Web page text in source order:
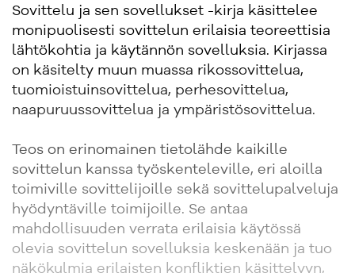
Sovittelu ja sen sovellukset -kirja käsittelee
monipuolisesti sovittelun erilaisia teoreettisia
lähtökohtia ja käytännön sovelluksia. Kirjassa
on käsitelty muun muassa rikossovittelua,
tuomioistuinsovittelua, perhesovittelua,
naapuruussovittelua ja ympäristösovittelua.
Teos on erinomainen tietolähde kaikille
sovittelun kanssa työskenteleville, eri aloilla
toimiville sovittelijoille sekä sovittelupalveluja
hyödyntäville toimijoille. Se antaa
mahdollisuuden verrata erilaisia käytössä
olevia sovittelun sovelluksia keskenään ja tuo
näkökulmia erilaisten konfliktien käsittelyyn,